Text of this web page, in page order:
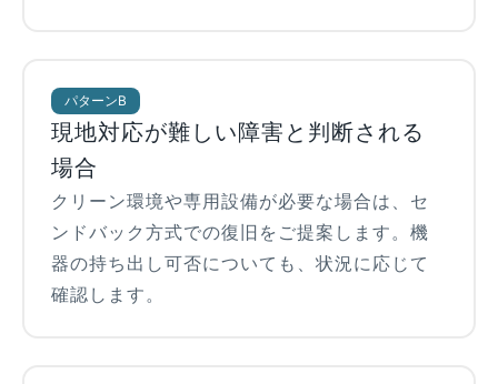
パターンB
現地対応が難しい障害と判断される
場合
クリーン環境や専用設備が必要な場合は、セ
ンドバック方式での復旧をご提案します。機
器の持ち出し可否についても、状況に応じて
確認します。